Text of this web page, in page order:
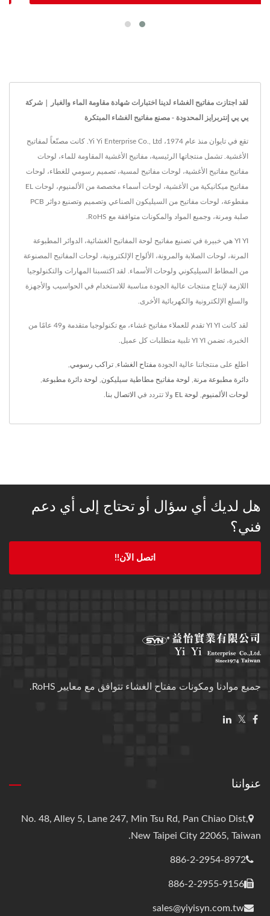
لقد اجتازت مفاتيح الغشاء لدينا اختبارات شهادة مقاومة الماء والغبار | شركة
يي يي إنتربرايز المحدودة - مصنع مفاتيح الغشاء المبتكرة
تقع في تايوان منذ عام 1974، Yi Yi Enterprise Co., Ltd. كانت مصنّعاً لمفاتيح
الأغشية. تشمل منتجاتها الرئيسية، مفاتيح الأغشية المقاومة للماء، لوحات
مفاتيح مفاتيح الأغشية، لوحات مفاتيح لمسية، تصميم رسومي للغطاء، لوحات
مفاتيح ميكانيكية من الأغشية، لوحات أسماء مخصصة من الألمنيوم، لوحات EL
مقطوعة، لوحات مفاتيح من السيليكون الصناعي وتصميم وتصنيع دوائر PCB
صلبة ومرنة، وجميع المواد والمكونات متوافقة مع RoHS.
YI YI هي خبيرة في تصنيع مفاتيح لوحة المفاتيح الغشائية، الدوائر المطبوعة
المرنة، لوحات الصلابة والمرونة، الألواح الإلكترونية، لوحات المفاتيح المصنوعة
من المطاط السيليكوني ولوحات الأسماء. لقد اكتسبنا المهارات والتكنولوجيا
اللازمة لإنتاج منتجات عالية الجودة مناسبة للاستخدام في الحواسيب والأجهزة
والسلع الإلكترونية والكهربائية الأخرى.
لقد كانت YI YI تقدم للعملاء مفاتيح غشاء، مع تكنولوجيا متقدمة و49 عامًا من
الخبرة، تضمن YI YI تلبية متطلبات كل عميل.
اطلع على منتجاتنا عالية الجودة مفتاح الغشاء تراكب رسومي
دائرة مطبوعة مرنة لوحة مفاتيح مطاطية سيليكون لوحة دائرة مطبوعة
لوحات الألمنيوم لوحة EL ولا تتردد في الاتصال بنا
هل لديك أي سؤال أو تحتاج إلى أي دعم
فني؟
اتصل الآن!!
جميع موادنا ومكونات مفتاح الغشاء تتوافق مع معايير RoHS.
عنواننا
No. 48, Alley 5, Lane 247, Min Tsu Rd, Pan Chiao Dist,
New Taipei City 22065, Taiwan.
886-2-2954-8972
886-2-2955-9156
sales@yiyisyn.com.tw